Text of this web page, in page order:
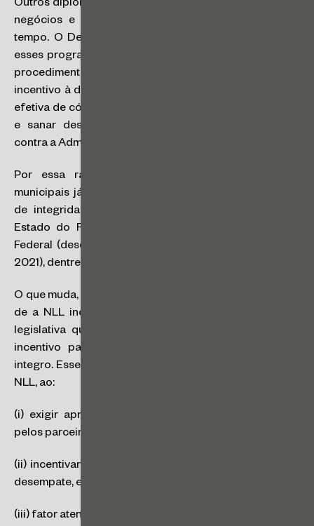
Outros diplomas legais tratam de ética na condução de
negócios e de programas de integridade há algum
tempo. O Decreto n. 8.420/2015, por exemplo, define
esses programas como um conjunto de mecanismos e
procedimentos internos de integridade, auditoria e
incentivo à denúncia de irregularidades e na aplicação
efetiva de códigos de ética e de conduta, para detectar
e sanar desvios, fraudes e atos ilícitos praticados
contra a Administração Pública.
Por essa razão, algumas legislações estaduais e
municipais já exigiam a implementação de programas
de integridade em licitações públicas. É o caso do
Estado do Rio de Janeiro (desde 2017), do Distrito
Federal (desde 2018) e do Estado do Sergipe (desde
2021), dentre outros.
O que muda, então, com a NLL? A novidade está no fato
de a NLL incorporar à esfera federal uma tendência
legislativa que ainda era esparsa e instituir um forte
incentivo para promoção de um ambiente negocial
integro. Esse incentivo surge em diversos momentos na
NLL, ao:
(i) exigir apresentação de programas de integridade
pelos parceiros privados para contratações vultosas,
(ii) incentivar a adoção de tais programas para fins de
desempate, e prever os programas como
(iii) fator atenuante na aplicação de sanções, e